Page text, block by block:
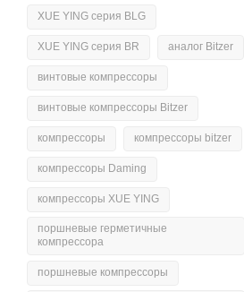
XUE YING серия BLG
XUE YING серия BR аналог Bitzer
винтовые компрессоры
винтовые компрессоры Bitzer
компрессоры компрессоры bitzer
компрессоры Daming
компрессоры XUE YING
поршневые герметичные
компрессора
поршневые компрессоры